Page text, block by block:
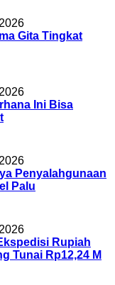
Gita Tingkat
Ini Bisa
Penyalahgunaan
Palu
Rupiah
Tunai Rp12,24 M